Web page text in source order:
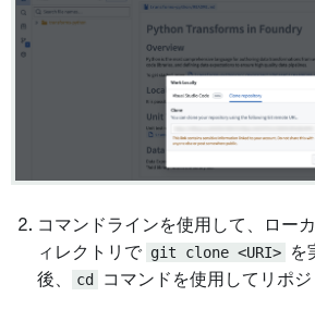
コマンドラインを使用して、ロー
ィレクトリで git clone <URI>
を
後、
cd コマンドを使用してリポジ